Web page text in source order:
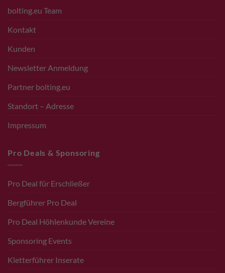
bolting.eu Team
Kontakt
Kunden
Newsletter Anmeldung
Partner bolting.eu
Standort – Adresse
Impressum
Pro Deals & Sponsoring
Pro Deal für Erschließer
Bergführer Pro Deal
Pro Deal Höhlenkunde Vereine
Sponsoring Events
Kletterführer Inserate